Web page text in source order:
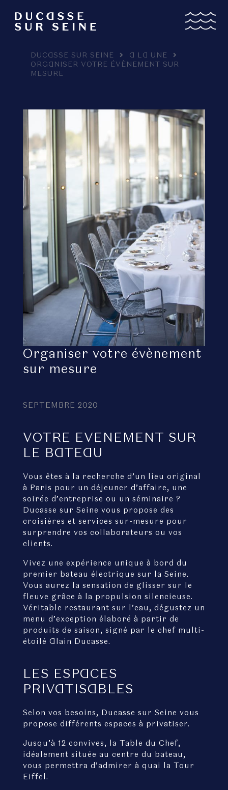
DUCASSE SUR SEINE
A LA UNE
ORGANISER VOTRE ÉVÈNEMENT SUR
MESURE
Organiser votre évènement
sur mesure
SEPTEMBRE 2020
VOTRE EVENEMENT SUR
LE BATEAU
Vous êtes à la recherche d’un lieu original
à Paris pour un déjeuner d’affaire, une
soirée d’entreprise ou un séminaire ?
Ducasse sur Seine vous propose des
croisières et services sur-mesure pour
surprendre vos collaborateurs ou vos
clients.
Vivez une expérience unique à bord du
premier bateau électrique sur la Seine.
Vous aurez la sensation de glisser sur le
fleuve grâce à la propulsion silencieuse.
Véritable restaurant sur l’eau, dégustez un
menu d’exception élaboré à partir de
produits de saison, signé par le chef multi-
étoilé Alain Ducasse.
LES ESPACES
PRIVATISABLES
Selon vos besoins, Ducasse sur Seine vous
propose différents espaces à privatiser.
Jusqu’à 12 convives, la Table du Chef,
idéalement située au centre du bateau,
vous permettra d’admirer à quai la Tour
Eiffel.